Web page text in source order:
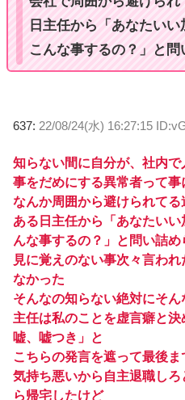
日主任から「あなたい
こんな事するの？」と問
637: 22/08/24(水) 16:27:15
知らない間に自分が、社内
事をだめにする異常者って事
なんか周囲から避けられて
ある日主任から「あなたい
んな事するの？」と問い詰め
見に覚えのない事次々言わ
なかった
そんなの知らない絶対にそ
主任は私のことを虚言癖と決
嘘、嘘つき」と
こちらの発言を遮って最後
気持ち悪いから自主退職し
ら帰宅したけど